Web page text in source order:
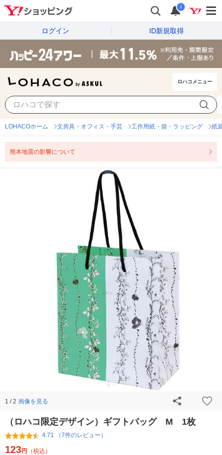
i
ログイン ID新規取得
ロハコメニュー
LOHACOホーム 文房具・オフィス・手芸 工作用紙・袋・ラッピング 紙
熊本地震の影響について
1 / 2 画像を見る
（ロハコ限定デザイン）ギフトバッグ M 1枚
4.71 （7件のレビュー）
123円 （税込）